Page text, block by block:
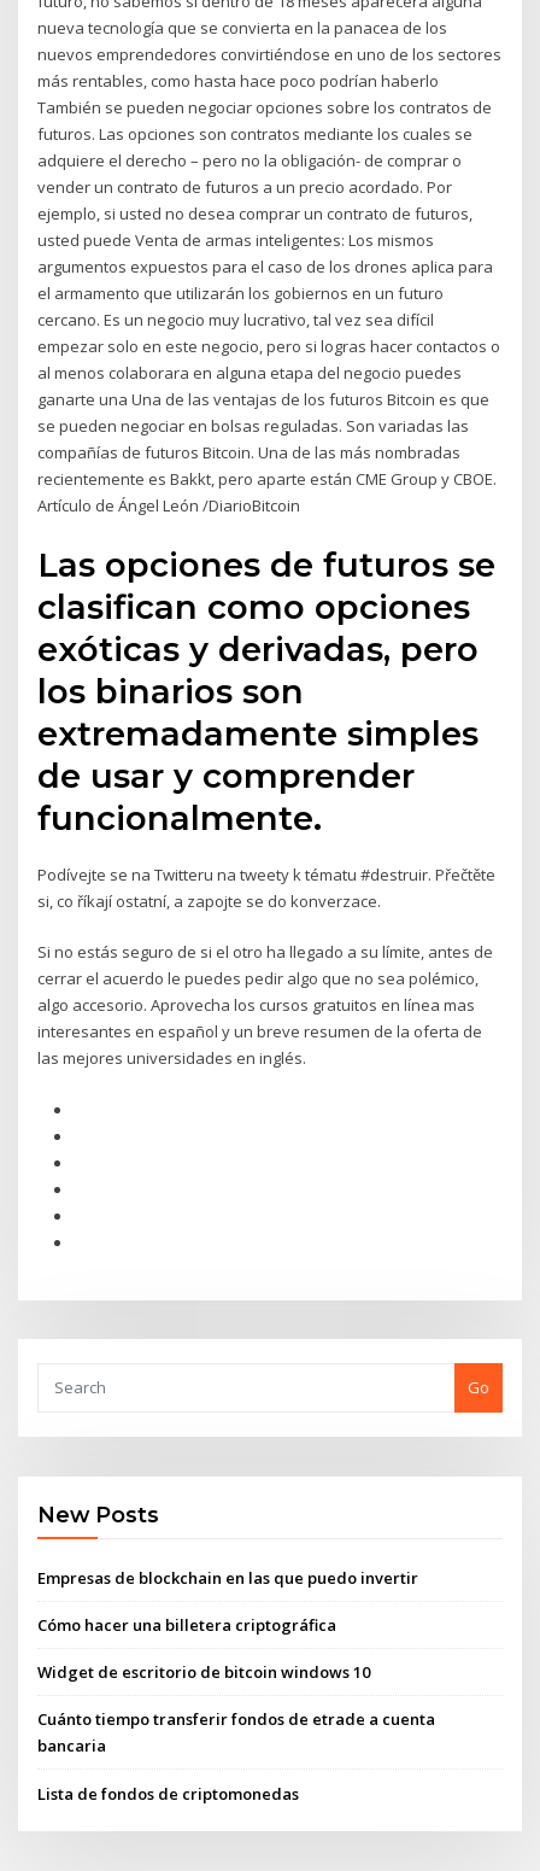
nueva tecnología que se convierta en la panacea de los
nuevos emprendedores convirtiéndose en uno de los sectores
más rentables, como hasta hace poco podrían haberlo
También se pueden negociar opciones sobre los contratos de
futuros. Las opciones son contratos mediante los cuales se
adquiere el derecho – pero no la obligación- de comprar o
vender un contrato de futuros a un precio acordado. Por
ejemplo, si usted no desea comprar un contrato de futuros,
usted puede Venta de armas inteligentes: Los mismos
argumentos expuestos para el caso de los drones aplica para
el armamento que utilizarán los gobiernos en un futuro
cercano. Es un negocio muy lucrativo, tal vez sea difícil
empezar solo en este negocio, pero si logras hacer contactos o
al menos colaborara en alguna etapa del negocio puedes
ganarte una Una de las ventajas de los futuros Bitcoin es que
se pueden negociar en bolsas reguladas. Son variadas las
compañías de futuros Bitcoin. Una de las más nombradas
recientemente es Bakkt, pero aparte están CME Group y CBOE.
Artículo de Ángel León /DiarioBitcoin
Las opciones de futuros se
clasifican como opciones
exóticas y derivadas, pero
los binarios son
extremadamente simples
de usar y comprender
funcionalmente.
Podívejte se na Twitteru na tweety k tématu #destruir. Přečtěte
si, co říkají ostatní, a zapojte se do konverzace.
Si no estás seguro de si el otro ha llegado a su límite, antes de
cerrar el acuerdo le puedes pedir algo que no sea polémico,
algo accesorio. Aprovecha los cursos gratuitos en línea mas
interesantes en español y un breve resumen de la oferta de
las mejores universidades en inglés.
Go
New Posts
Empresas de blockchain en las que puedo invertir
Cómo hacer una billetera criptográfica
Widget de escritorio de bitcoin windows 10
Cuánto tiempo transferir fondos de etrade a cuenta
bancaria
Lista de fondos de criptomonedas